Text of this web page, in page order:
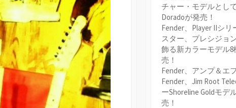
チャー・モデルとし
Doradoが発売！
Fender、Player IIシ
スター、プレシジョ
飾る新カラーモデル8
売！
Fender、アンプ＆エ
Fender、Jim Root
ーShoreline Goldモデ
売！